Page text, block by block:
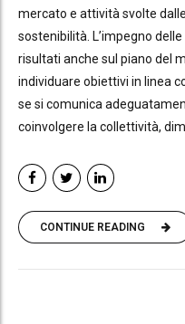
mercato e attività svolte
sostenibilità. L’impegno
risultati anche sul piano del
individuare obiettivi in linea
se si comunica
coinvolgere la collettività,
CONTINUE READING